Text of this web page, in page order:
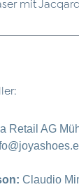
Retail AG
Claudio